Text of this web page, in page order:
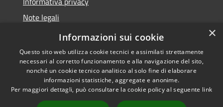
Note legali
Dichiarazione di accessibilità
Accessibilità
Copyright © 2026 • Comune di
Moscufo • Powered by
×
Informazioni sui cookie
Questo sito web utilizza cookie tecnici e assimilati strettamente
necessari al corretto funzionamento e alla navigazione del sito,
nonché un cookie tecnico analitico al solo fine di elaborare
informazioni statistiche, aggregate e anonime.
Per maggiori dettagli, può consultare la cookie policy al seguente link